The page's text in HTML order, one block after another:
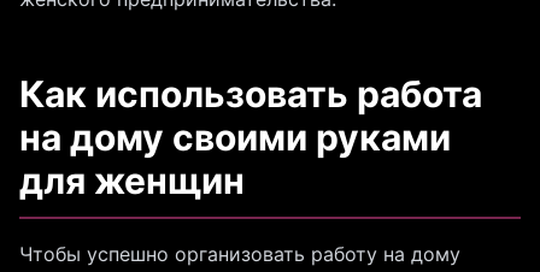
Как использовать работа
на дому своими руками
для женщин
Чтобы успешно организовать работу на дому